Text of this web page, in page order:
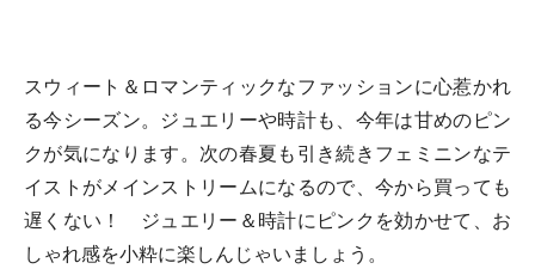
スウィート＆ロマンティックなファッションに心惹かれ
る今シーズン。ジュエリーや時計も、今年は甘めのピン
クが気になります。次の春夏も引き続きフェミニンなテ
イストがメインストリームになるので、今から買っても
遅くない！ ジュエリー＆時計にピンクを効かせて、お
しゃれ感を小粋に楽しんじゃいましょう。